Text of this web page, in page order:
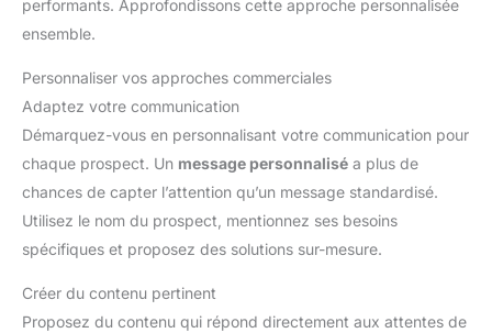
performants. Approfondissons cette approche personnalisée
ensemble.
Personnaliser vos approches commerciales
Adaptez votre communication
Démarquez-vous en personnalisant votre communication pour
chaque prospect. Un message personnalisé a plus de
chances de capter l’attention qu’un message standardisé.
Utilisez le nom du prospect, mentionnez ses besoins
spécifiques et proposez des solutions sur-mesure.
Créer du contenu pertinent
Proposez du contenu qui répond directement aux attentes de